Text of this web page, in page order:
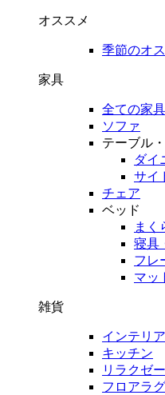
オススメ
季節のオ
家具
全ての家具
ソファ
テーブル
ダイ
サイ
チェア
ベッド
まく
寝具
フレ
マッ
雑貨
インテリ
キッチン
リラクゼ
フロアラグ